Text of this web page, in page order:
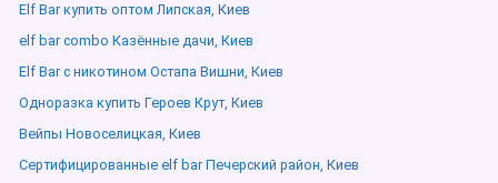
Elf Bar купить оптом Липская, Киев
elf bar combo Казённые дачи, Киев
Elf Bar с никотином Остапа Вишни, Киев
Одноразка купить Героев Крут, Киев
Вейпы Новоселицкая, Киев
Сертифицированные elf bar Печерский район, Киев